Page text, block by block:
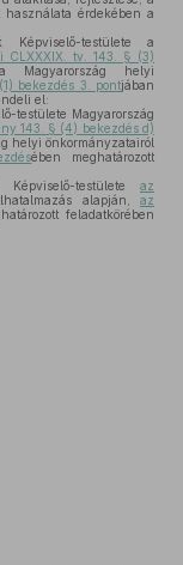
használata érdekében a
Képviselő-testülete a
CLXXXIX. tv. 143. § (3)
Magyarország helyi
bekezdés 3. pontjában
el:
testülete Magyarország
143. § (4) bekezdés d)
helyi önkormányzatairól
ében meghatározott
Képviselő-testülete az
alapján, az
feladatkörében